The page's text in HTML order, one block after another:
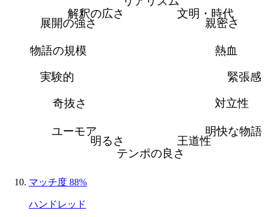
文明・時代
親密さ
熱血
緊張感
対立性
明快な物語
王道性
テンポの良さ
明るさ
ユーモア
奇抜さ
実験的
物語の規模
展開の強さ
解釈の広さ
マッチ度 88%
ハンドレッド